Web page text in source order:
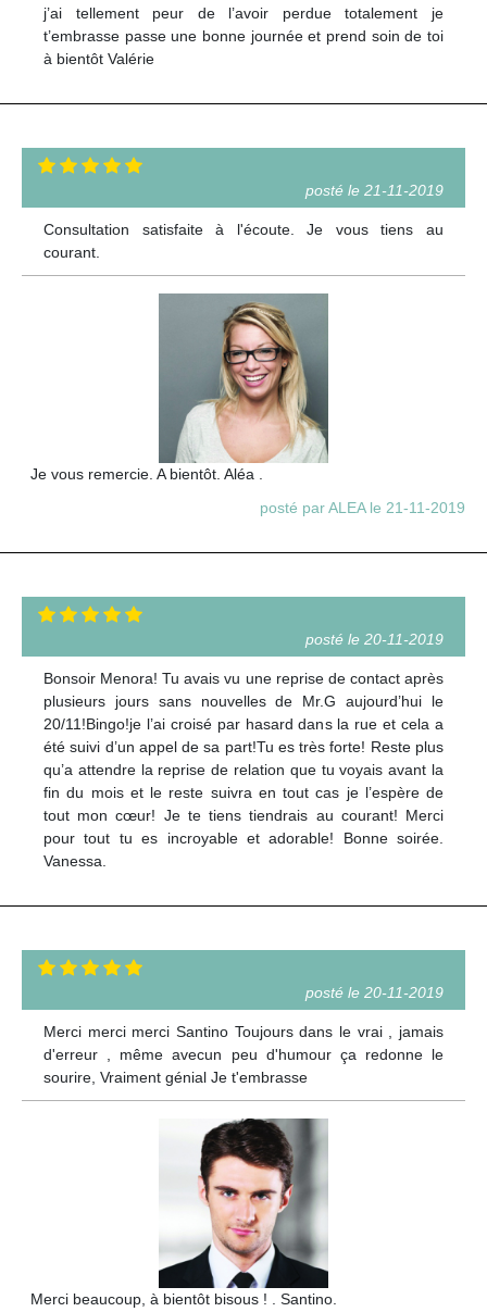
j’ai tellement peur de l’avoir perdue totalement je
t’embrasse passe une bonne journée et prend soin de toi
à bientôt Valérie
posté le 21-11-2019
Consultation satisfaite à l'écoute. Je vous tiens au
courant.
Je vous remercie. A bientôt. Aléa .
posté par ALEA le 21-11-2019
posté le 20-11-2019
Bonsoir Menora! Tu avais vu une reprise de contact après
plusieurs jours sans nouvelles de Mr.G aujourd’hui le
20/11!Bingo!je l’ai croisé par hasard dans la rue et cela a
été suivi d’un appel de sa part!Tu es très forte! Reste plus
qu’a attendre la reprise de relation que tu voyais avant la
fin du mois et le reste suivra en tout cas je l’espère de
tout mon cœur! Je te tiens tiendrais au courant! Merci
pour tout tu es incroyable et adorable! Bonne soirée.
Vanessa.
posté le 20-11-2019
Merci merci merci Santino Toujours dans le vrai , jamais
d'erreur , même avecun peu d'humour ça redonne le
sourire, Vraiment génial Je t'embrasse
Merci beaucoup, à bientôt bisous ! . Santino.